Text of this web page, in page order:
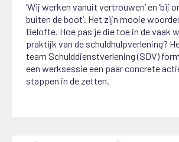
‘Wij werken vanuit vertrouwen’ en ‘bij
buiten de boot’. Het zijn mooie
Belofte. Hoe pas je die toe in de vaak
praktijk van de schuldhulpverlening?
team Schulddienstverlening (SDV)
een werksessie een paar concrete
stappen in de zetten.